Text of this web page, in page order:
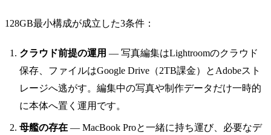
128GB最小構成が成立した3条件：
クラウド前提の運用 — 写真編集はLightroomのクラウド
保存、ファイルはGoogle Drive（2TB課金）とAdobeスト
レージへ逃がす。編集中の写真や制作データだけ一時的
に本体へ置く運用です。
母艦の存在 — MacBook Proと一緒に持ち運び、必要なデ